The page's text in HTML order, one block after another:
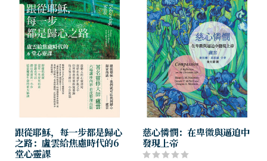
跟從耶穌，每一步都是歸心
之路：盧雲給焦慮時代的6
堂心靈課
慈心憐憫：在卑微與逼迫中
發現上帝